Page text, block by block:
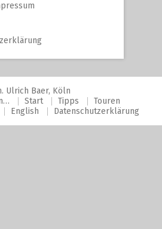
Ulrich Baer, Köln
Start Tipps
Touren
English Datenschutzerklärung